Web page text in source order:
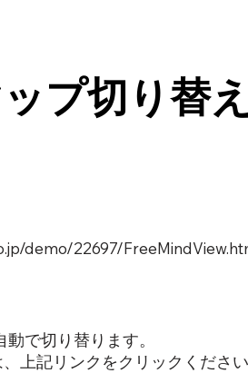
プ切り替
demo/22697/
で切り替ります。
上記リンクをクリックください